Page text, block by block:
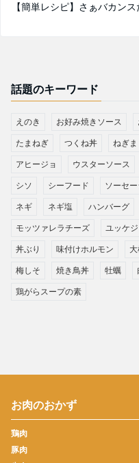
【簡単レシピ】さぁバカン
話題のキーワード
えのき お好み焼きソース
たまねぎ つくね丼 ねぎま
アヒージョ ウスターソース
シソ シーフード ソーセー
ネギ ネギ塩 ハンバーグ
モッツァレラチーズ ユッケ
丼ぶり 味付けホルモン
梅しそ 焼き鳥丼 牡蠣
鶏がらスープの素
お肉のおかず
鶏肉
豚肉